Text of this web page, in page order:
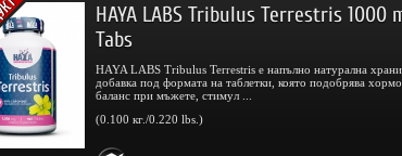
HAYA LABS Tribulus Terrestris 1000
Tabs
HAYA LABS Tribulus Terrestris е напълно натурална
добавка под формата на таблетки, която подобрява
баланс при мъжете, стимул ...
(0.100 кг./0.220 lbs.)